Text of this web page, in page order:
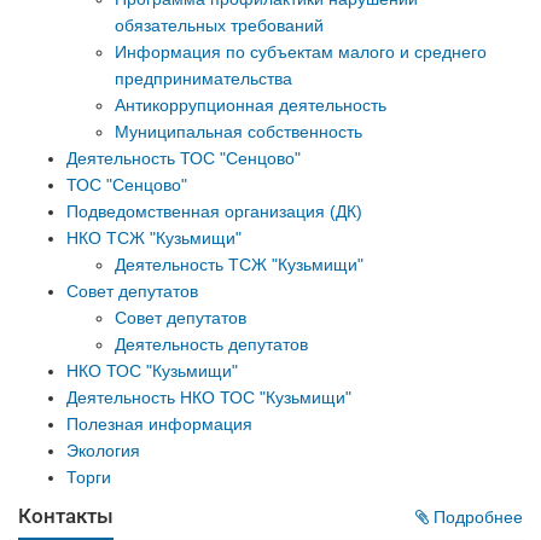
обязательных требований
Информация по субъектам малого и среднего
предпринимательства
Антикоррупционная деятельность
Муниципальная собственность
Деятельность ТОС "Сенцово"
ТОС "Сенцово"
Подведомственная организация (ДК)
НКО ТСЖ "Кузьмищи"
Деятельность ТСЖ "Кузьмищи"
Совет депутатов
Совет депутатов
Деятельность депутатов
НКО ТОС "Кузьмищи"
Деятельность НКО ТОС "Кузьмищи"
Полезная информация
Экология
Торги
Контакты Подробнее